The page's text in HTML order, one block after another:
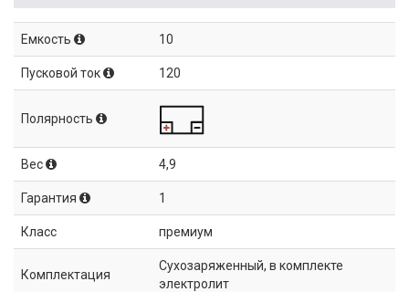
Емкость 10
Пусковой ток 120
Полярность
Вес 4,9
Гарантия 1
Класс премиум
Комплектация
Сухозаряженный, в комплекте
электролит